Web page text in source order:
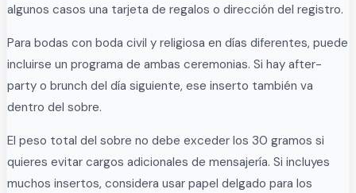
algunos casos una tarjeta de regalos o dirección del registro.
Para bodas con boda civil y religiosa en días diferentes, puede
incluirse un programa de ambas ceremonias. Si hay after-
party o brunch del día siguiente, ese inserto también va
dentro del sobre.
El peso total del sobre no debe exceder los 30 gramos si
quieres evitar cargos adicionales de mensajería. Si incluyes
muchos insertos, considera usar papel delgado para los